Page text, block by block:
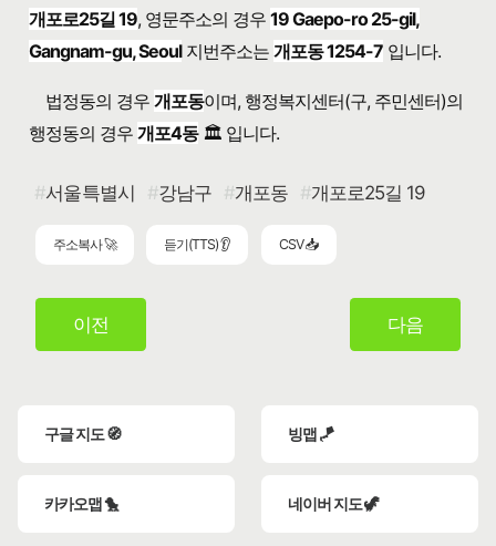
개포로25길 19, 영문주소의 경우19 Gaepo-ro 25-gil,
Gangnam-gu, Seoul지번주소는개포동 1254-7 입니다.
법정동의 경우 개포동이며, 행정복지센터(구, 주민센터)의
행정동의 경우 개포4동🏛️ 입니다.
서울특별시 강남구 개포동 개포로25길 19
주소복사 🚀 듣기(TTS) 👂 CSV 📥
이전 다음
구글 지도 🧭 빙맵 🪁
카카오맵 🐤 네이버 지도 🦖